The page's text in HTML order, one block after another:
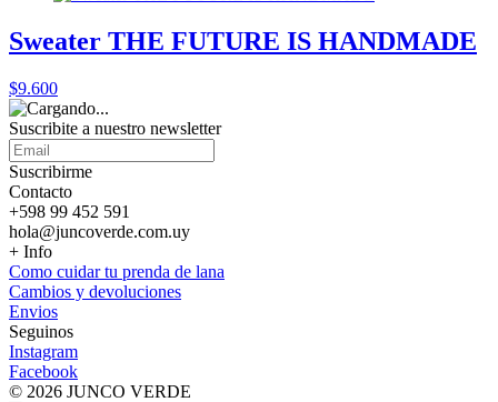
Sweater THE FUTURE IS HANDMADE
$9.600
Suscribite a nuestro newsletter
Suscribirme
Contacto
+598 99 452 591
hola@juncoverde.com.uy
+ Info
Como cuidar tu prenda de lana
Cambios y devoluciones
Envios
Seguinos
Instagram
Facebook
© 2026 JUNCO VERDE